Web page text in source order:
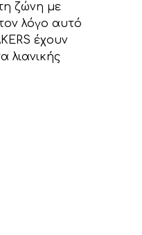
ζώνη με
λόγο αυτό
έχουν
λιανικής